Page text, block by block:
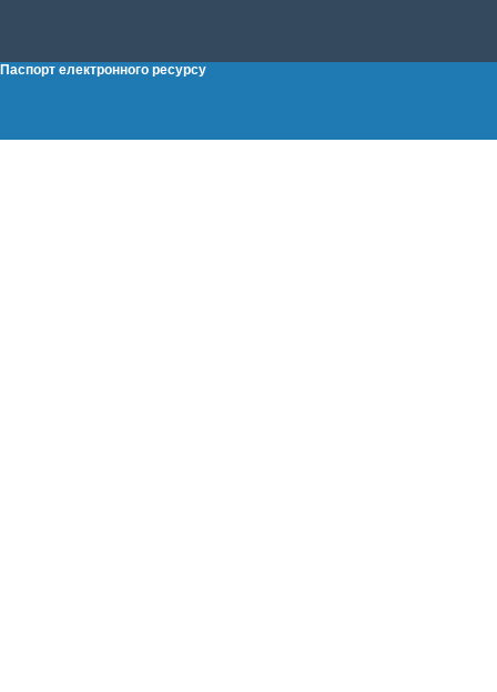
Паспорт електронного ресурсу